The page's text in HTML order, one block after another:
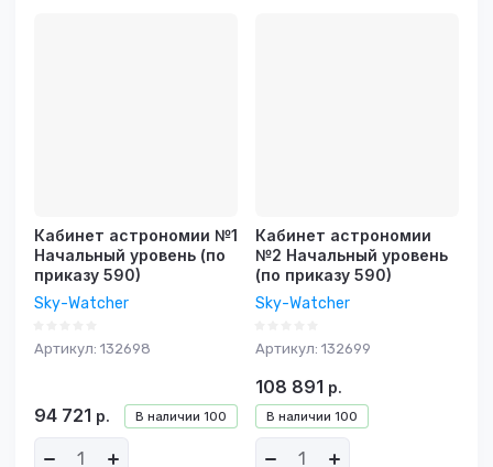
Кабинет астрономии №1
Начальный уровень (по
приказу 590)
Sky-Watcher
Артикул: 132698
В наличии 100
94 721 р.
Кабинет астрономии
№2 Начальный уровень
(по приказу 590)
Sky-Watcher
Артикул: 132699
В наличии 100
108 891 р.